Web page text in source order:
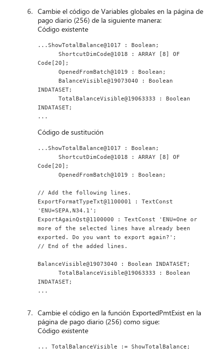
Cambie el código de Variables globales en la página de
pago diario (256) de la siguiente manera:
Código existente
...ShowTotalBalance@1017 : Boolean;
      ShortcutDimCode@1018 : ARRAY [8] OF
Code[20];
      OpenedFromBatch@1019 : Boolean;
INDATASET;
      TotalBalanceVisible@19063333 : Boolean
INDATASET;
...
Código de sustitución
...ShowTotalBalance@1017 : Boolean;
      ShortcutDimCode@1018 : ARRAY [8] OF
Code[20];
      OpenedFromBatch@1019 : Boolean;
// Add the following lines.
ExportFormatTypeTxt@1100001 : TextConst
'ENU=SEPA,N34.1';
ExportAgainQst@1100000 : TextConst 'ENU=One or
more of the selected lines have already been
exported. Do you want to export again?';
// End of the added lines.
BalanceVisible@19073040 : Boolean INDATASET;
      TotalBalanceVisible@19063333 : Boolean
INDATASET;
...
Cambie el código en la función ExportedPmtExist en la
página de pago diario (256) como sigue:
Código existente
... TotalBalanceVisible := ShowTotalBalance;